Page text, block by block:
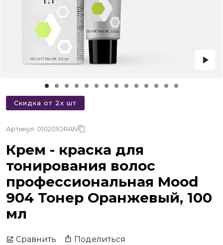
Скидка от 2х шт
Артикул: 010201ORAN
Крем - краска для
тонирования волос
профессиональная Mood
904 Тонер Оранжевый, 100
мл
Сравнить Поделиться